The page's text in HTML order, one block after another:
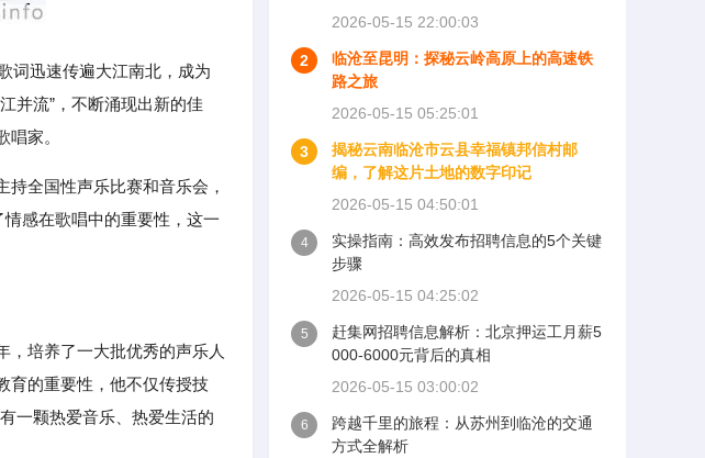
词迅速传遍大江南北，成为
并流”，不断涌现出新的佳
家。
全国性声乐比赛和音乐会，
感在歌唱中的重要性，这一
，培养了一大批优秀的声乐人
育的重要性，他不仅传授技
一颗热爱音乐、热爱生活的
2026-05-15 22:00:03
2
临沧至昆明：探秘云岭高原上的高速铁
路之旅
2026-05-15 05:25:01
3
揭秘云南临沧市云县幸福镇邦信村邮
编，了解这片土地的数字印记
2026-05-15 04:50:01
4
实操指南：高效发布招聘信息的5个关键
步骤
2026-05-15 04:25:02
5
赶集网招聘信息解析：北京押运工月薪5
000-6000元背后的真相
2026-05-15 03:00:02
6
跨越千里的旅程：从苏州到临沧的交通
方式全解析